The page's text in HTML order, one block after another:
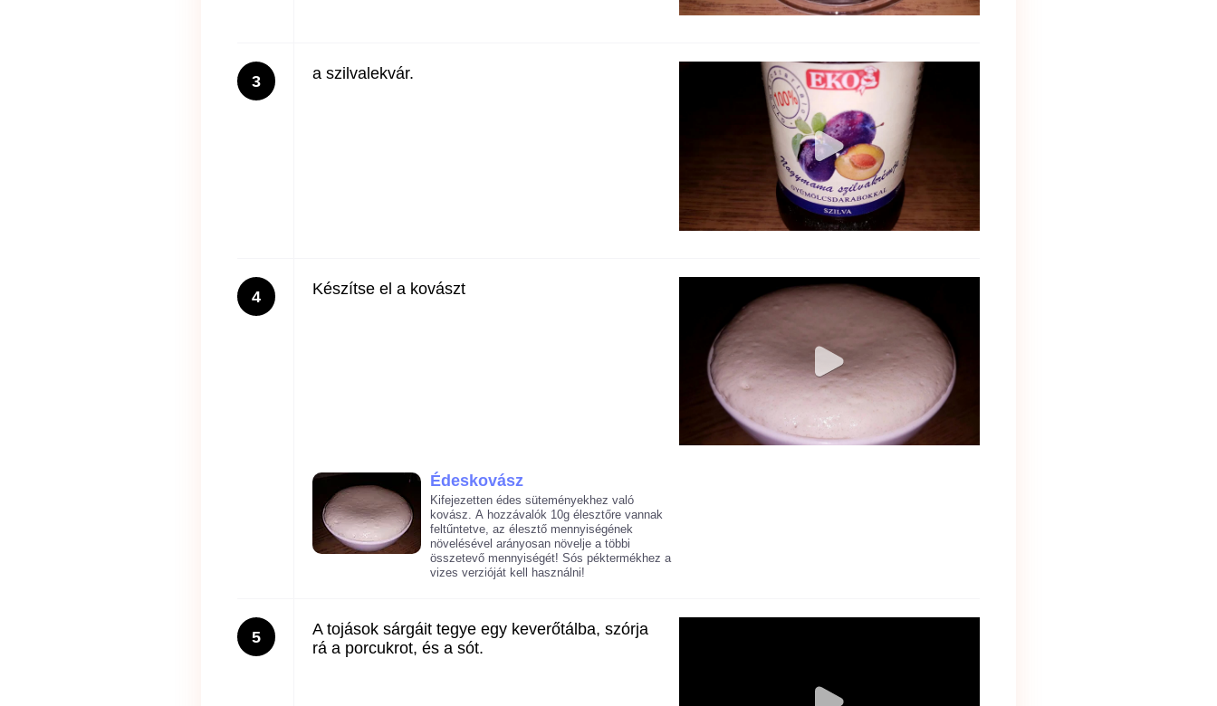
3 a szilvalekvár.
4 Készítse el a kovászt
Édeskovász
Kifejezetten édes süteményekhez való
kovász. A hozzávalók 10g élesztőre vannak
feltűntetve, az élesztő mennyiségének
növelésével arányosan növelje a többi
összetevő mennyiségét! Sós péktermékhez a
vizes verzióját kell használni!
5
A tojások sárgáit tegye egy keverőtálba, szórja
rá a porcukrot, és a sót.